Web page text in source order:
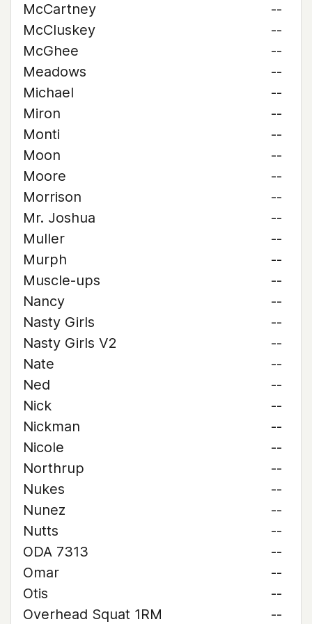
McCartney
--
McCluskey
--
McGhee
--
Meadows
--
Michael
--
Miron
--
Monti
--
Moon
--
Moore
--
Morrison
--
Mr. Joshua
--
Muller
--
Murph
--
Muscle-ups
--
Nancy
--
Nasty Girls
--
Nasty Girls V2
--
Nate
--
Ned
--
Nick
--
Nickman
--
Nicole
--
Northrup
--
Nukes
--
Nunez
--
Nutts
--
ODA 7313
--
Omar
--
Otis
--
Overhead Squat 1RM
--